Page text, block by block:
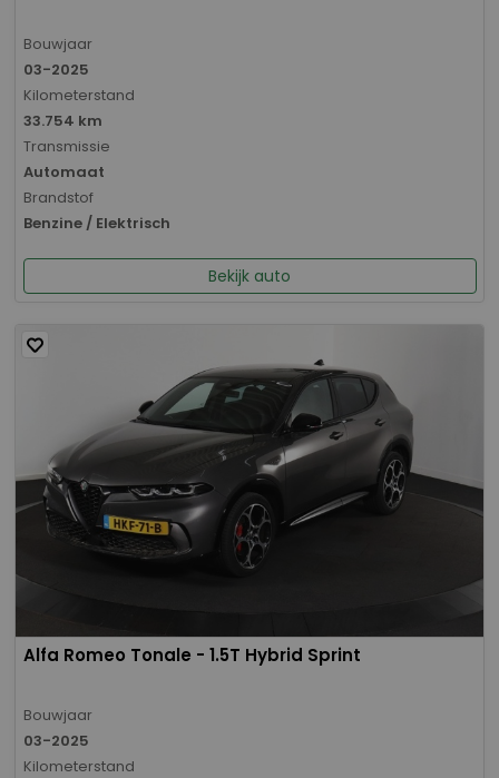
Bouwjaar
03-2025
Kilometerstand
33.754 km
Transmissie
Automaat
Brandstof
Benzine / Elektrisch
Bekijk auto
Alfa Romeo Tonale - 1.5T Hybrid Sprint
Bouwjaar
03-2025
Kilometerstand